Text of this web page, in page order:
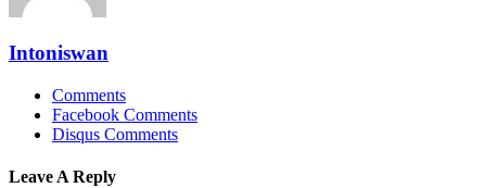
Intoniswan
Comments
Facebook Comments
Disqus Comments
Leave A Reply